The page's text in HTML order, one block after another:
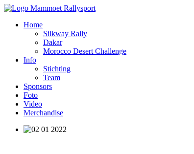
Home
Silkway Rally
Dakar
Morocco Desert Challenge
Info
Stichting
Team
Sponsors
Foto
Video
Merchandise